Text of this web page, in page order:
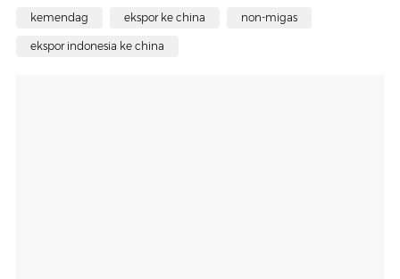
kemendag ekspor ke china non-migas
ekspor indonesia ke china